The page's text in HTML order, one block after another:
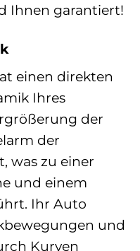
Ihnen garantiert!
einen direkten
Ihres
der
der
was zu einer
und einem
Ihr Auto
und
Kurven